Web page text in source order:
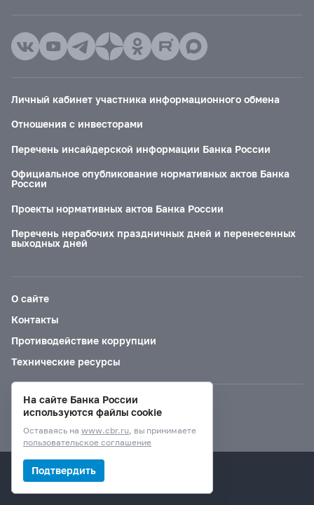
Личный кабинет участника информационного обмена
Отношения с инвесторами
Перечень инсайдерской информации Банка России
Официальное опубликование нормативных актов Банка
России
Проекты нормативных актов Банка России
Перечень нерабочих праздничных дней и перенесенных
выходных дней
О сайте
Контакты
Противодействие коррупции
Технические ресурсы
Версия для слабовидящих
© Банк России, 2000–2026.
На сайте Банка России
используются файлы cookie
Оставаясь на www.cbr.ru, вы принимаете
пользовательское соглашение
Подтвердить